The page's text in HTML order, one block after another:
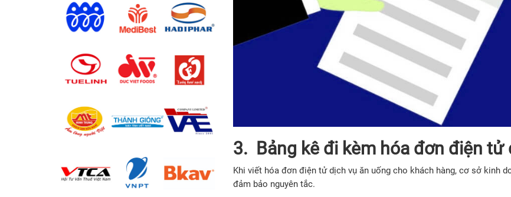
3. Bảng kê đi kèm hóa đơn điện tử
Khi viết hóa đơn điện tử dịch vụ ăn uống cho khách hàng, cơ sở kinh
đảm bảo nguyên tắc.